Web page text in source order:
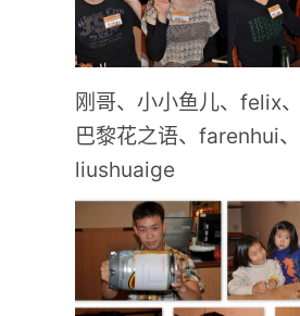
刚哥、小小鱼儿、felix、
巴黎花之语、farenhui、
liushuaige